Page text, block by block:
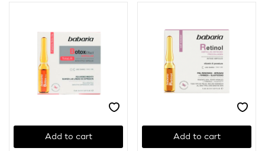
Add to cart Add to cart
Create an account
Ingresar con